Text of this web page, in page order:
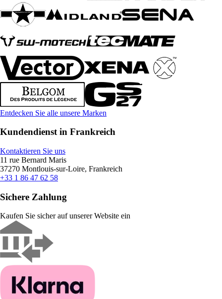
Entdecken Sie alle unsere Marken
Kundendienst in Frankreich
Kontaktieren Sie uns
11 rue Bernard Maris
37270 Montlouis-sur-Loire, Frankreich
+33 1 86 47 62 58
Sichere Zahlung
Kaufen Sie sicher auf unserer Website ein